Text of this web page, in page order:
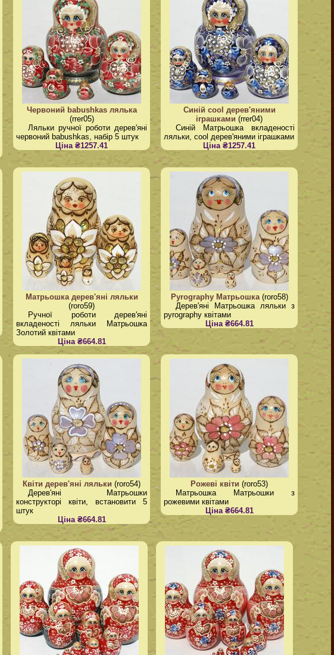
Червоний babushkas лялька
(rrer05)
Ляльки ручної роботи дерев'яні
червоний babushkas, набір 5 штук
Ціна ₴1257.41
Синій cool дерев'яними
іграшками (rrer04)
Синій Матрьошка вкладеності
ляльки, cool дерев'яними іграшками
Ціна ₴1257.41
Матрьошка дерев'яні ляльки
(roro59)
Ручної роботи дерев'яні
вкладеності ляльки Матрьошка
Золотий квітами
Ціна ₴664.81
Pyrography Матрьошка(roro58)
Дерев'яні Матрьошка ляльки з
pyrography квітами
Ціна ₴664.81
Квіти дерев'яні ляльки (roro54)
Дерев'яні Матрьошки
конструкторі квіти, встановити 5
штук
Ціна ₴664.81
Рожеві квіти (roro53)
Матрьошка Матрьошки з
рожевими квітами
Ціна ₴664.81